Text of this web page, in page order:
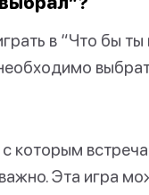
в “Что бы
которым
Эта игра